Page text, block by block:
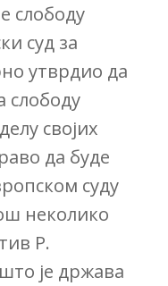
слободу
суд за
утврдио да
слободу
својих
да буде
суду
неколико
Р.
је држава